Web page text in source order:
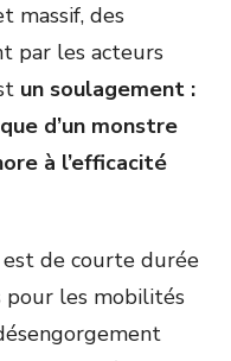
massif, des
par les acteurs
un soulagement :
d’un monstre
à l’efficacité
est de courte durée
pour les mobilités